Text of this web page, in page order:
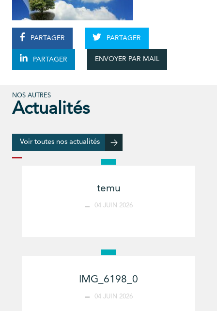
PARTAGER PARTAGER
PARTAGER ENVOYER PAR MAIL
NOS AUTRES
Actualités
Voir toutes nos actualités
temu
04 JUIN 2026
IMG_6198_0
04 JUIN 2026